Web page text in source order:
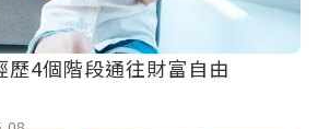
歷4個階段通往財富自由